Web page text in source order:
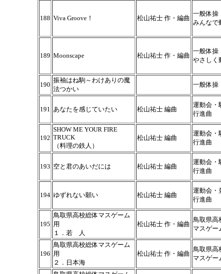
188 Viva Groove！ 松山祐士 作・編曲
一般体操
みんなで
189 Moonscape 松山祐士 作・編曲
一般体操
やさしく
190
振袖はね駒～わけありの魔
法つかい
一般体操
191 あなたを感じていたい 松山祐士 編曲
運動会・
行進曲
192
SHOW ME YOUR FIRE
TRUCK
（料理の鉄人）
松山祐士 編曲
運動会・
行進曲
193 空と君のあいだには 松山祐士 編曲
運動会・
行進曲
194 ゆずれない願い 松山祐士 編曲
運動会・
行進曲
195
鳥取県高校総体マスゲーム
用
１．若 人
松山祐士 作・編曲
鳥取県高
マスゲー
196
鳥取県高校総体マスゲーム
用
２．日本海
松山祐士 作・編曲
鳥取県高
マスゲー